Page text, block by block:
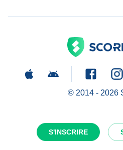
S'INSCRIRE
© 2014 - 2026